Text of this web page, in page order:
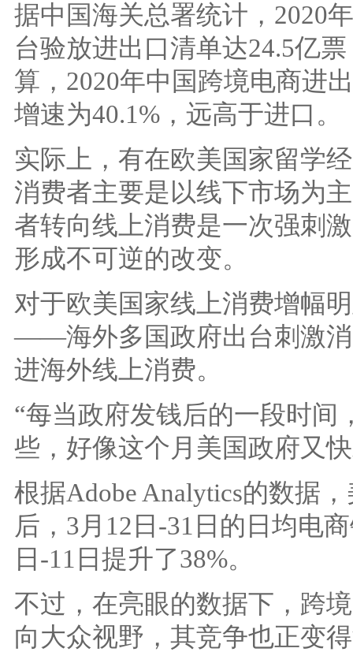
据中国海关总署统计，2020
台验放进出口清单达24.5亿
算，2020年中国跨境电商进
增速为40.1%，远高于进口。
实际上，有在欧美国家留学
消费者主要是以线下市场为
者转向线上消费是一次强刺
形成不可逆的改变。
对于欧美国家线上消费增幅
——海外多国政府出台刺激消
进海外线上消费。
“每当政府发钱后的一段时间
些，好像这个月美国政府又
根据Adobe Analytics的数据
后，3月12日-31日的日均电
日-11日提升了38%。
不过，在亮眼的数据下，跨
向大众视野，其竞争也正变